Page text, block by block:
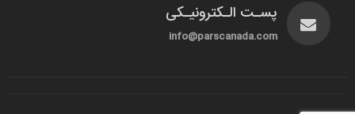
پسـت الـکترونیـکی
info@parscanada.com